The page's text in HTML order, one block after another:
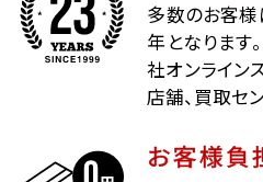
多数のお客様
年となります
社オンライン
店舗、買取セ
お客様負